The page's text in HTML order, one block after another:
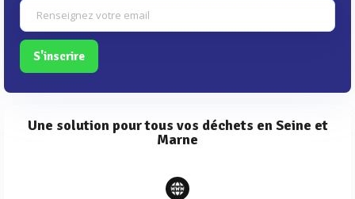
S'inscrire
Une solution pour tous vos déchets en Seine et
Marne